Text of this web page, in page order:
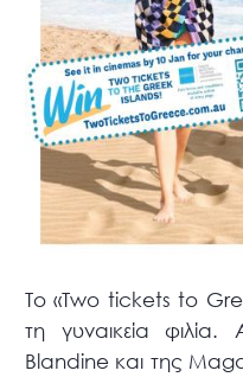
Το «Two tickets to
τη γυναικεία φιλία.
Blandine και της